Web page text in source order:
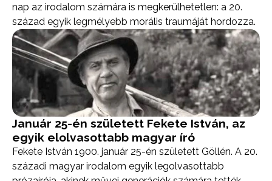
nap az irodalom számára is megkerülhetetlen: a 20.
század egyik legmélyebb morális traumáját hordozza.
Január 25-én született Fekete István, az
egyik elolvasottabb magyar író
Fekete István 1900. január 25-én született Göllén. A 20.
századi magyar irodalom egyik legolvasottabb